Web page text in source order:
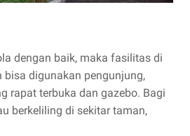
dengan baik, maka fasilitas di
digunakan pengunjung,
rapat terbuka dan gazebo. Bagi
berkeliling di sekitar taman,